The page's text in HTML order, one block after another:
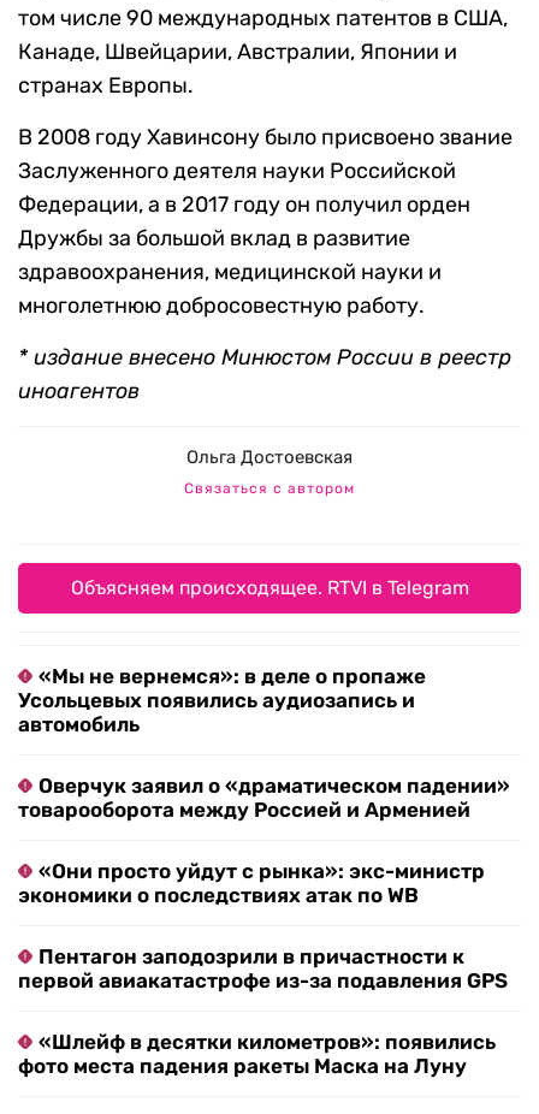
том числе 90 международных патентов в США,
Канаде, Швейцарии, Австралии, Японии и
странах Европы.
В 2008 году Хавинсону было присвоено звание
Заслуженного деятеля науки Российской
Федерации, а в 2017 году он получил орден
Дружбы за большой вклад в развитие
здравоохранения, медицинской науки и
многолетнюю добросовестную работу.
* издание внесено Минюстом России в реестр
иноагентов
Ольга Достоевская
Связаться с автором
Объясняем происходящее. RTVI в Telegram
«Мы не вернемся»: в деле о пропаже
Усольцевых появились аудиозапись и
автомобиль
Оверчук заявил о «драматическом падении»
товарооборота между Россией и Арменией
«Они просто уйдут с рынка»: экс-министр
экономики о последствиях атак по WB
Пентагон заподозрили в причастности к
первой авиакатастрофе из-за подавления GPS
«Шлейф в десятки километров»: появились
фото места падения ракеты Маска на Луну